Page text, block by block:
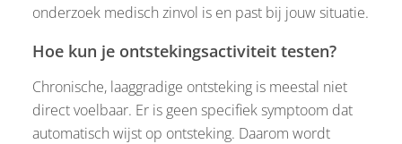
onderzoek medisch zinvol is en past bij jouw situatie.
Hoe kun je ontstekingsactiviteit testen?
Chronische, laaggradige ontsteking is meestal niet
direct voelbaar. Er is geen specifiek symptoom dat
automatisch wijst op ontsteking. Daarom wordt